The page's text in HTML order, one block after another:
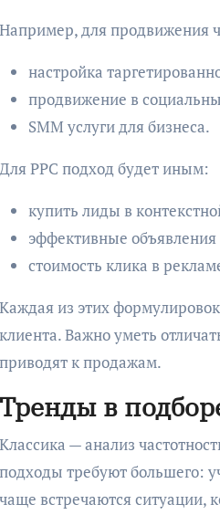
Например, для продвижения
настройка
продвижение в
SMM услуги для бизнеса.
Для PPC подход будет иным:
купить лиды в
эффективные объявления
стоимость клика в
Каждая из этих
клиента. Важно уметь
приводят к продажам.
Тренды в
Классика — анализ
подходы требуют большего:
чаще встречаются ситуации,